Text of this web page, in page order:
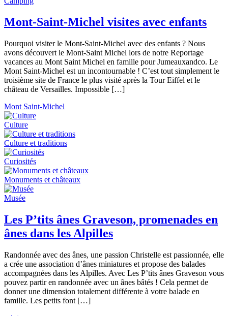
Mont-Saint-Michel visites avec enfants
Pourquoi visiter le Mont-Saint-Michel avec des enfants ? Nous
avons découvert le Mont-Saint Michel lors de notre Reportage
vacances au Mont Saint Michel en famille pour Jumeauxandco. Le
Mont Saint-Michel est un incontournable ! C’est tout simplement le
troisième site de France le plus visité après la Tour Eiffel et le
château de Versailles. Impossible […]
Mont Saint-Michel
Culture
Culture et traditions
Curiosités
Monuments et châteaux
Musée
Les P’tits ânes Graveson, promenades en
ânes dans les Alpilles
Randonnée avec des ânes, une passion Christelle est passionnée, elle
a crée une association d’ânes miniatures et propose des balades
accompagnées dans les Alpilles. Avec Les P’tits ânes Graveson vous
pouvez partir en randonnée avec un ânes bâtés ! Cela permet de
donner une dimension totalement différente à votre balade en
famille. Les petits font […]